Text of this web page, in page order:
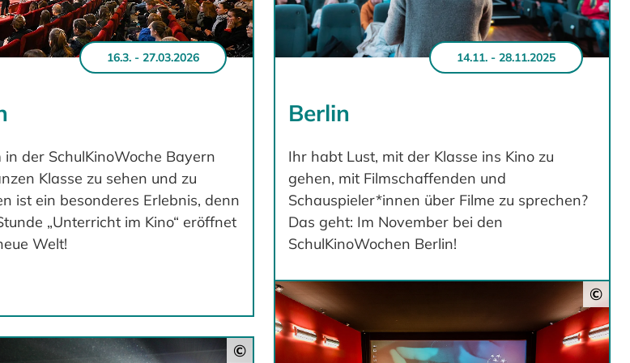
16.3. - 27.03.2026
in der SchulKinoWoche Bayern
Klasse zu sehen und zu
ist ein besonderes Erlebnis, denn
„Unterricht im Kino“ eröffnet
Welt!
14.11. - 28.11.2025
Berlin
Ihr habt Lust, mit der Klasse ins Kino zu
gehen, mit Filmschaffenden und
Schauspieler*innen über Filme zu sprechen?
Das geht: Im November bei den
SchulKinoWochen Berlin!
©
©